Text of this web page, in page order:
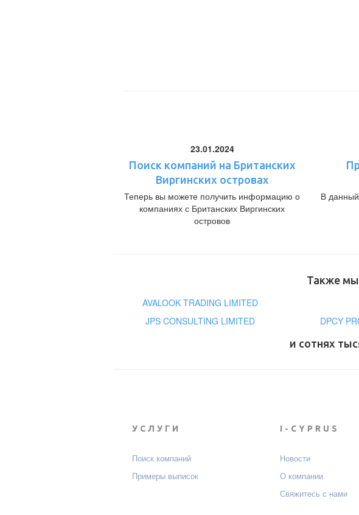
23.01.2024
Поиск компаний на Британских
Виргинских островах
Теперь вы можете получить информацию о
компаниях с Британских Виргинских
островов
В
Также мы
AVALOOK TRADING LIMITED
JPS CONSULTING LIMITED
DPCY
и сотнях
УСЛУГИ
Поиск компаний
Примеры выписок
I-CYPRUS
Новости
О компании
Свяжитесь с нами